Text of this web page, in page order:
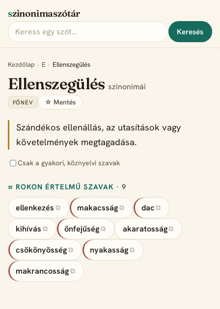
szinonimaszótár
Keresés
Kezdőlap › E › Ellenszegülés
Ellenszegülésszinonimái
FŐNÉV ☆ Mentés
Szándékos ellenállás, az utasítások vagy
követelmények megtagadása.
Csak a gyakori, köznyelvi szavak
≈ ROKON ÉRTELMŰ SZAVAK · 9
ellenkezés ⧉ makacsság ⧉ dac ⧉
kihívás ⧉ önfejűség ⧉ akaratosság⧉
csökönyösség ⧉ nyakasság ⧉
makrancosság ⧉